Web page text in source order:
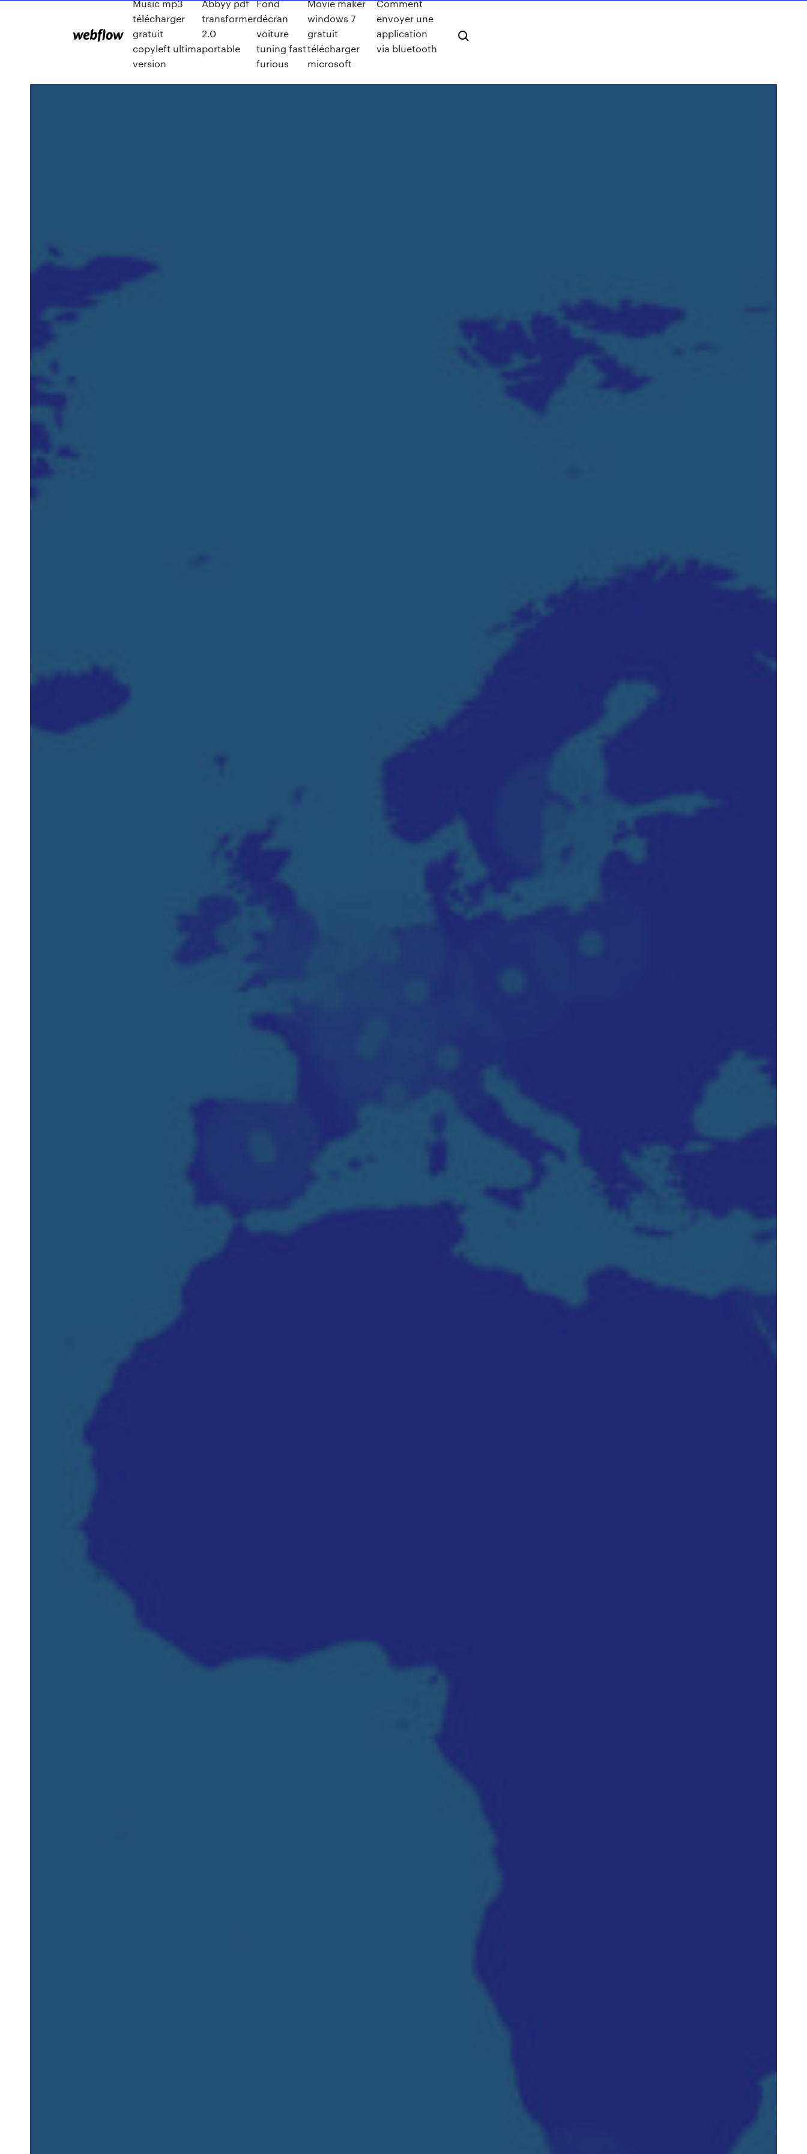
Music mp3
télécharger
gratuit
copyleft ultima
version
Abbyy pdf
transformer
2.0
portable
Fond
décran
voiture
tuning fast
furious
Movie maker
windows 7
gratuit
télécharger
microsoft
Comment
envoyer une
application
via bluetooth